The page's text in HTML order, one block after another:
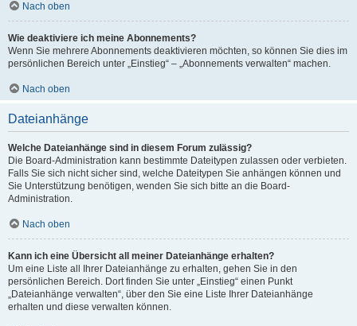
Nach oben
Wie deaktiviere ich meine Abonnements?
Wenn Sie mehrere Abonnements deaktivieren möchten, so können Sie dies im
persönlichen Bereich unter „Einstieg“ – „Abonnements verwalten“ machen.
Nach oben
Dateianhänge
Welche Dateianhänge sind in diesem Forum zulässig?
Die Board-Administration kann bestimmte Dateitypen zulassen oder verbieten.
Falls Sie sich nicht sicher sind, welche Dateitypen Sie anhängen können und
Sie Unterstützung benötigen, wenden Sie sich bitte an die Board-
Administration.
Nach oben
Kann ich eine Übersicht all meiner Dateianhänge erhalten?
Um eine Liste all Ihrer Dateianhänge zu erhalten, gehen Sie in den
persönlichen Bereich. Dort finden Sie unter „Einstieg“ einen Punkt
„Dateianhänge verwalten“, über den Sie eine Liste Ihrer Dateianhänge
erhalten und diese verwalten können.